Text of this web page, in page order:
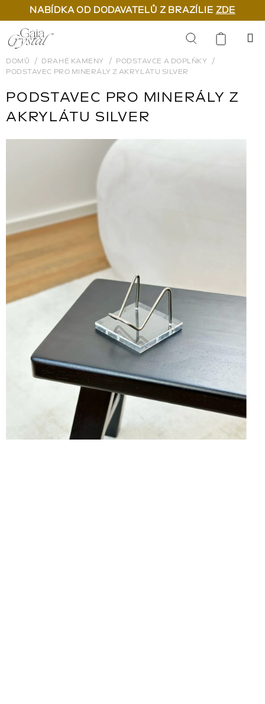
NABÍDKA OD DODAVATELŮ Z BRAZÍLIE ZDE
Přejít
na
obsah
Hledat
DOMŮ DRAHÉ KAMENY
PODSTAVCE A DOPLŇKY
PODSTAVEC PRO MINERÁLY Z AKRYLÁTU SILVER
PODSTAVEC PRO MINERÁLY Z
AKRYLÁTU SILVER